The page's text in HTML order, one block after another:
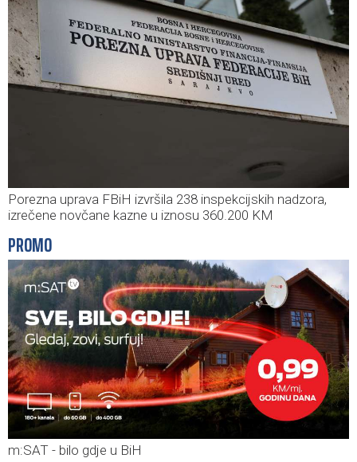
Porezna uprava FBiH izvršila 238 inspekcijskih nadzora,
izrečene novčane kazne u iznosu 360.200 KM
PROMO
m:SAT - bilo gdje u BiH